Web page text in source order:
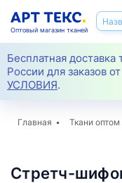
Бесплатная доставка
России для заказов
УСЛОВИЯ.
Оптовый магазин тканей
Главная Ткани оптом
Стретч-